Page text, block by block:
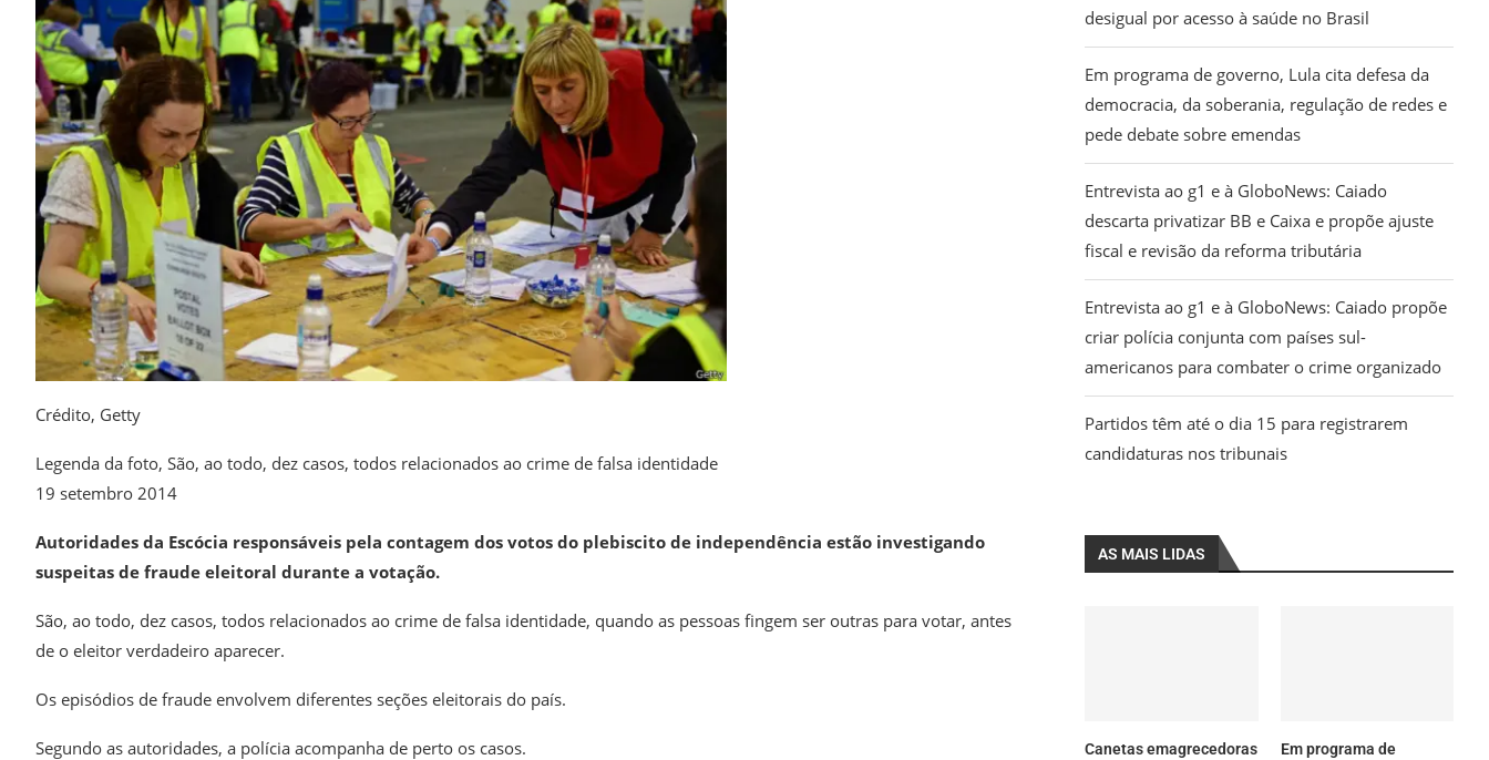
Crédito, Getty
Legenda da foto, São, ao todo, dez casos, todos relacionados ao crime de falsa identidade
19 setembro 2014
Autoridades da Escócia responsáveis pela contagem dos votos do plebiscito de independência estão investigando
suspeitas de fraude eleitoral durante a votação.
São, ao todo, dez casos, todos relacionados ao crime de falsa identidade, quando as pessoas fingem ser outras para votar, antes
de o eleitor verdadeiro aparecer.
Os episódios de fraude envolvem diferentes seções eleitorais do país.
Segundo as autoridades, a polícia acompanha de perto os casos.
desigual por acesso à saúde no Brasil
Em programa de governo, Lula cita defesa da
democracia, da soberania, regulação de redes e
pede debate sobre emendas
Entrevista ao g1 e à GloboNews: Caiado
descarta privatizar BB e Caixa e propõe ajuste
fiscal e revisão da reforma tributária
Entrevista ao g1 e à GloboNews: Caiado propõe
criar polícia conjunta com países sul-
americanos para combater o crime organizado
Partidos têm até o dia 15 para registrarem
candidaturas nos tribunais
AS MAIS LIDAS
Canetas emagrecedoras
Em programa de